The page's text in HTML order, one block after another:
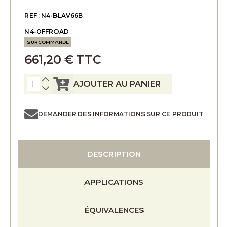
REF : N4-BLAV66B
N4-OFFROAD
SUR COMMANDE
661,20 € TTC
AJOUTER AU PANIER
DEMANDER DES INFORMATIONS SUR CE PRODUIT
DESCRIPTION
APPLICATIONS
ÉQUIVALENCES